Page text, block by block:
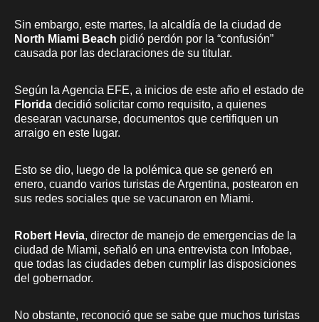
Sin embargo, este martes, la alcaldía de la ciudad de
North Miami Beach pidió perdón por la “confusión”
causada por las declaraciones de su titular.
Según la Agencia EFE, a inicios de este año el estado de
Florida decidió solicitar como requisito, a quienes
desearan vacunarse, documentos que certifiquen un
arraigo en este lugar.
Esto se dio, luego de la polémica que se generó en
enero, cuando varios turistas de Argentina, postearon en
sus redes sociales que se vacunaron en Miami.
Robert Hevia, director de manejo de emergencias de la
ciudad de Miami, señaló en una entrevista con Infobae,
que todas las ciudades deben cumplir las disposiciones
del gobernador.
No obstante, reconoció que se sabe que muchos turistas